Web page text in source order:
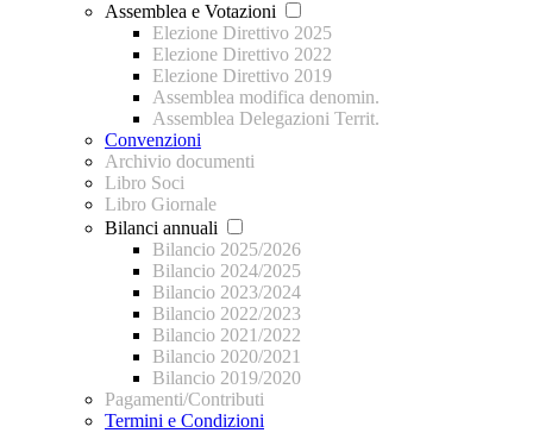
Assemblea e Votazioni
Elezione Direttivo 2025
Elezione Direttivo 2022
Elezione Direttivo 2019
Assemblea modifica denomin.
Assemblea Delegazioni Territ.
Convenzioni
Archivio documenti
Libro Soci
Libro Giornale
Bilanci annuali
Bilancio 2025/2026
Bilancio 2024/2025
Bilancio 2023/2024
Bilancio 2022/2023
Bilancio 2021/2022
Bilancio 2020/2021
Bilancio 2019/2020
Pagamenti/Contributi
Termini e Condizioni